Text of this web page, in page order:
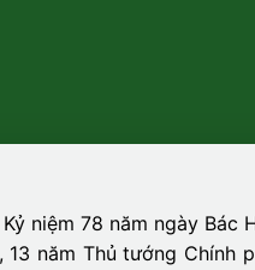
niệm 78 năm ngày
13 năm Thủ tướng